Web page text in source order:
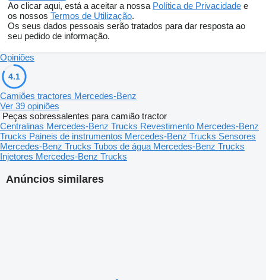
Ao clicar aqui, está a aceitar a nossa Política de Privacidade e
os nossos Termos de Utilização.
Os seus dados pessoais serão tratados para dar resposta ao
seu pedido de informação.
Anúncios similares
Opiniões
4.1
Camiões tractores Mercedes-Benz
Ver 39 opiniões
Peças sobressalentes para camião tractor
Centralinas Mercedes-Benz Trucks Revestimento Mercedes-Benz
Trucks Paineis de instrumentos Mercedes-Benz Trucks Sensores
Mercedes-Benz Trucks Tubos de água Mercedes-Benz Trucks
Injetores Mercedes-Benz Trucks